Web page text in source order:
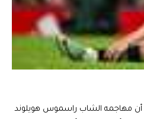
أن مهاجمه الشاب راسموس هويلوند